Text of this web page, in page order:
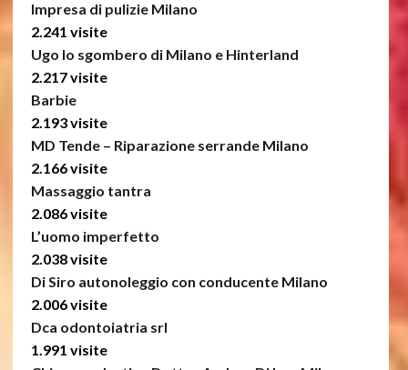
Impresa di pulizie Milano
2.241 visite
Ugo lo sgombero di Milano e Hinterland
2.217 visite
Barbie
2.193 visite
MD Tende – Riparazione serrande Milano
2.166 visite
Massaggio tantra
2.086 visite
L’uomo imperfetto
2.038 visite
Di Siro autonoleggio con conducente Milano
2.006 visite
Dca odontoiatria srl
1.991 visite